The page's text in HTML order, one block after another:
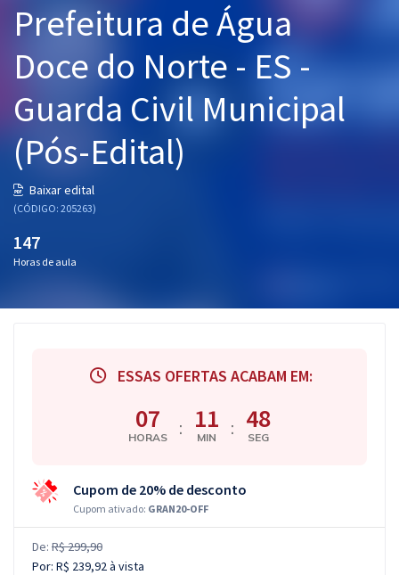
Graduação
OAB
Mentorias
Questões grátis
Conteúdo gratuito
Prefeitura de Água
Doce do Norte - ES -
Guarda Civil Municipal
(Pós-Edital)
Baixar edital
(CÓDIGO: 205263)
147
Horas de aula
ESSAS OFERTAS ACABAM EM:
07
HORAS : 11
MIN : 47
SEG
Cupom de 20% de desconto
Cupom ativado: GRAN20-OFF
De: R$ 299,90
Por: R$ 239,92à vista